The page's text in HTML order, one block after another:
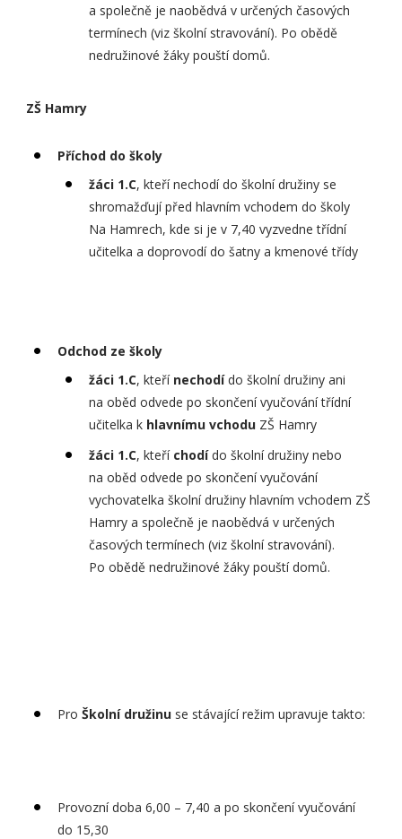
a společně je naobědvá v určených časových
termínech (viz školní stravování). Po obědě
nedružinové žáky pouští domů.
ZŠ Hamry
Příchod do školy
žáci 1.C, kteří nechodí do školní družiny se
shromažďují před hlavním vchodem do školy
Na Hamrech, kde si je v 7,40 vyzvedne třídní
učitelka a doprovodí do šatny a kmenové třídy
Odchod ze školy
žáci 1.C, kteří nechodído školní družiny ani
na oběd odvede po skončení vyučování třídní
učitelka k hlavnímu vchodu ZŠ Hamry
žáci 1.C, kteří chodído školní družiny nebo
na oběd odvede po skončení vyučování
vychovatelka školní družiny hlavním vchodem ZŠ
Hamry a společně je naobědvá v určených
časových termínech (viz školní stravování).
Po obědě nedružinové žáky pouští domů.
ProŠkolní družinu se stávající režim upravuje takto:
Provozní doba 6,00 – 7,40 a po skončení vyučování
do 15,30